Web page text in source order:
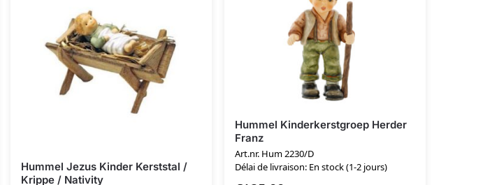
Hummel Jezus Kinder Kerststal /
Krippe / Nativity
Hummel Kinderkerstgroep Herder
Franz
Art.nr. Hum 2230/D
Délai de livraison: En stock (1-2 jours)